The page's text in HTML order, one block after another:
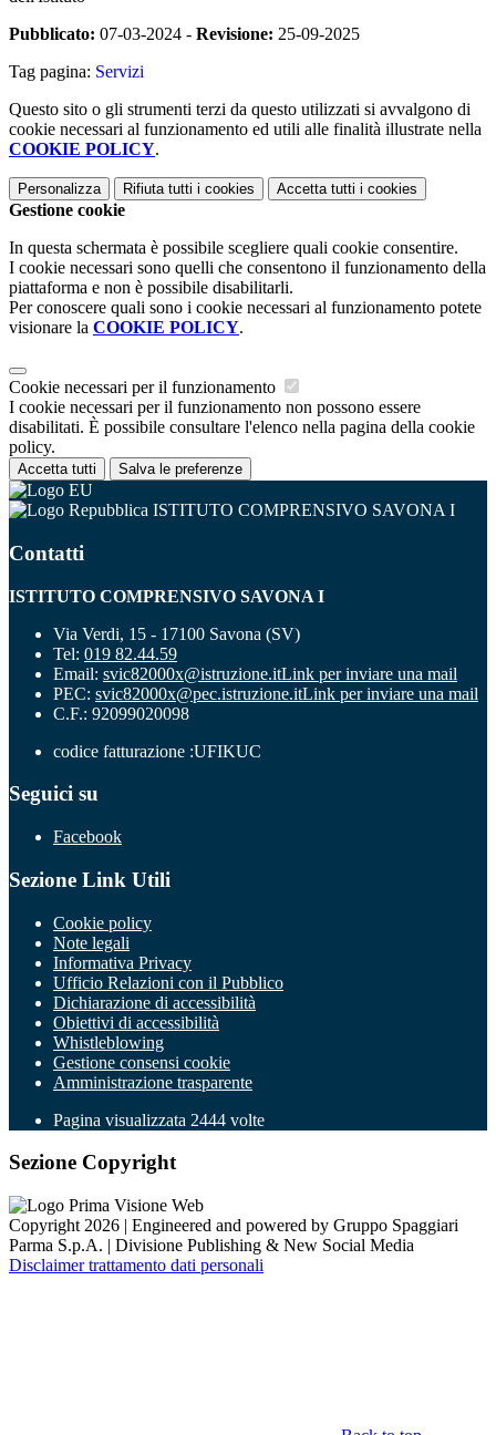
Pubblicato: 07-03-2024 - Revisione: 25-09-2025
Tag pagina: Servizi
Questo sito o gli strumenti terzi da questo utilizzati si avvalgono di
cookie necessari al funzionamento ed utili alle finalità illustrate nella
COOKIE POLICY.
Personalizza Rifiuta tutti i cookies Accetta tutti i cookies
Gestione cookie
In questa schermata è possibile scegliere quali cookie consentire.
I cookie necessari sono quelli che consentono il funzionamento della
piattaforma e non è possibile disabilitarli.
Per conoscere quali sono i cookie necessari al funzionamento potete
visionare la COOKIE POLICY.
Cookie necessari per il funzionamento
I cookie necessari per il funzionamento non possono essere
disabilitati. È possibile consultare l'elenco nella pagina della cookie
policy.
Accetta tutti Salva le preferenze
ISTITUTO COMPRENSIVO SAVONA I
Contatti
ISTITUTO COMPRENSIVO SAVONA I
Via Verdi, 15 - 17100 Savona (SV)
Tel: 019 82.44.59
Email: svic82000x@istruzione.itLink per inviare una mail
PEC: svic82000x@pec.istruzione.itLink per inviare una mail
C.F.: 92099020098
codice fatturazione :UFIKUC
Seguici su
Facebook
Sezione Link Utili
Cookie policy
Note legali
Informativa Privacy
Ufficio Relazioni con il Pubblico
Dichiarazione di accessibilità
Obiettivi di accessibilità
Whistleblowing
Gestione consensi cookie
Amministrazione trasparente
Pagina visualizzata 2444 volte
Sezione Copyright
Copyright 2026 | Engineered and powered by Gruppo Spaggiari
Parma S.p.A. | Divisione Publishing & New Social Media
Disclaimer trattamento dati personali